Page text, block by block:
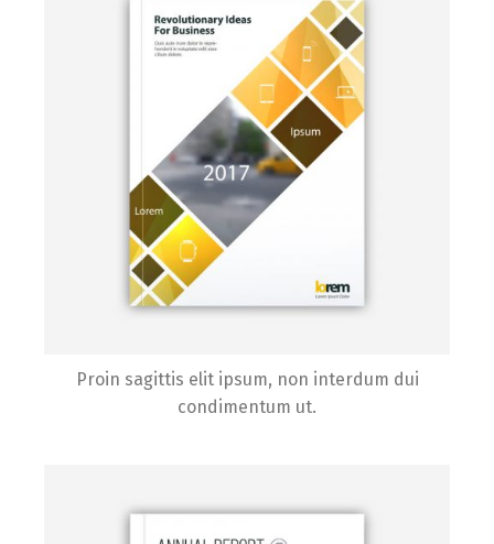
Proin sagittis elit ipsum, non interdum dui
condimentum ut.